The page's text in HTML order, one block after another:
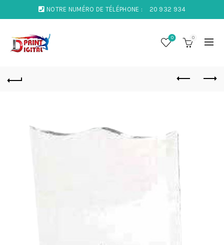
NOTRE NUMÉRO DE TÉLÉPHONE : 20 932 934
0 0